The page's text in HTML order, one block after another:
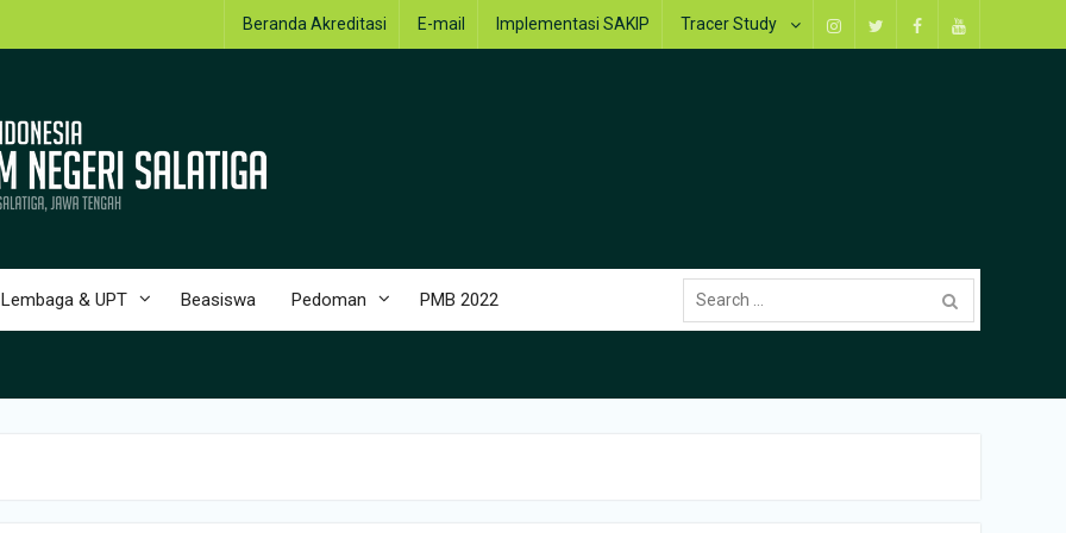
Instagram
TwitterFacebookYoutube
Beranda Akreditasi E-mail Implementasi SAKIP Tracer Study
Lembaga & UPT Beasiswa Pedoman PMB 2022
Search
for: